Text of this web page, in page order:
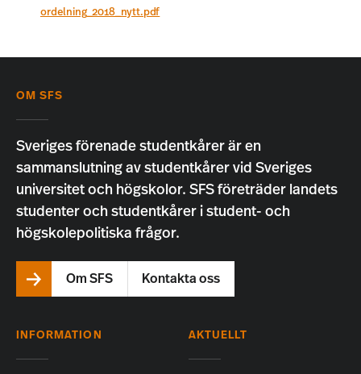
ordelning_2018_nytt.pdf
OM SFS
Sveriges förenade studentkårer är en
sammanslutning av studentkårer vid Sveriges
universitet och högskolor. SFS företräder landets
studenter och studentkårer i student- och
högskolepolitiska frågor.
Om SFS Kontakta oss
INFORMATION AKTUELLT